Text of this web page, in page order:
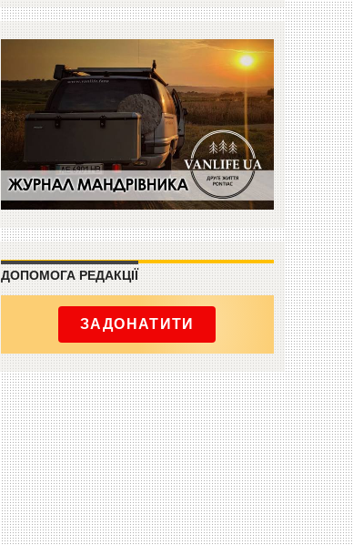
ДОПОМОГА РЕДАКЦІЇ
ЗАДОНАТИТИ